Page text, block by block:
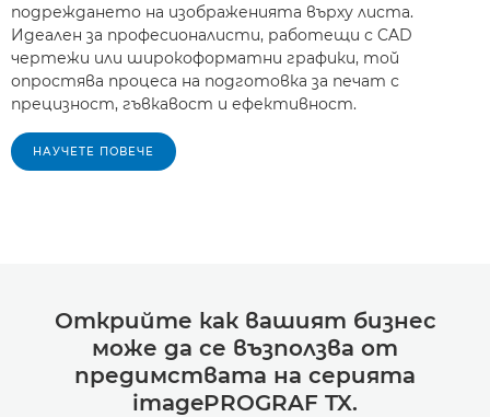
подреждането на изображенията върху листа.
Идеален за професионалисти, работещи с CAD
чертежи или широкоформатни графики, той
опростява процеса на подготовка за печат с
прецизност, гъвкавост и ефективност.
НАУЧЕТЕ ПОВЕЧЕ
Открийте как вашият бизнес
може да се възползва от
предимствата на серията
imagePROGRAF TX.